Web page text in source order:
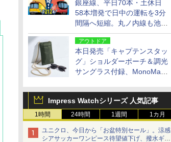
銀座線、平日70本・土休日
58本増発で日中の運転を3分
間隔へ短縮。丸ノ内線も池袋
～中野坂上を4分間隔に
アウトドア
本日発売「キャプテンスタッ
グ」ショルダーポーチ＆調光
サングラス付録、MonoMax
Impress Watchシリーズ 人気記事
1時間 24時間 1週間 1カ月
ユニクロ、今日から「お盆特別セール」。涼感
シアサッカーワンピース待望値下げ、撥水ギア